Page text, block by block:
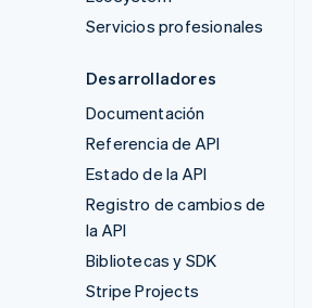
Servicios profesionales
Desarrolladores
Documentación
Referencia de API
Estado de la API
Registro de cambios de
la API
Bibliotecas y SDK
Stripe Projects